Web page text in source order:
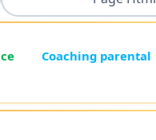
Coaching parental